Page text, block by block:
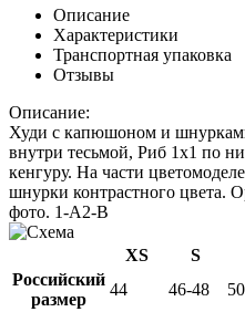
Описание
Характеристики
Транспортная упаковка
Отзывы
Описание:
Худи с капюшоном и
внутри тесьмой, Риб 1х1 по
кенгуру. На части
шнурки контрастного цвета.
фото. 1-A2-B
XS S
Российский
размер
44 46-48 50